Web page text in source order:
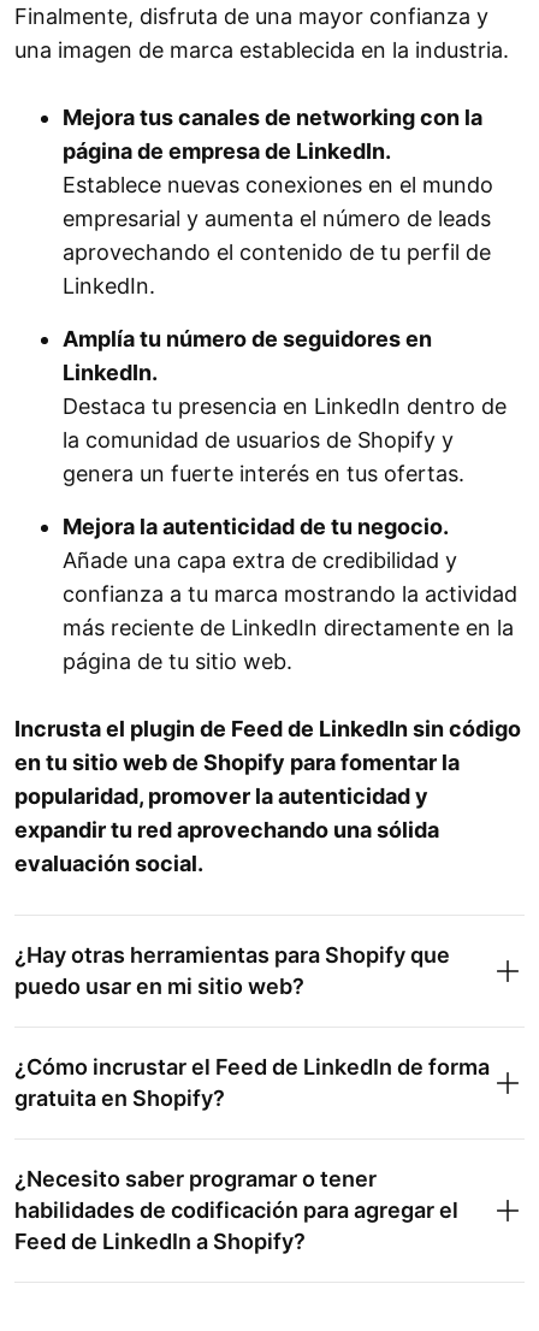
Finalmente, disfruta de una mayor confianza y
una imagen de marca establecida en la industria.
Mejora tus canales de networking con la
página de empresa de LinkedIn.
Establece nuevas conexiones en el mundo
empresarial y aumenta el número de leads
aprovechando el contenido de tu perfil de
LinkedIn.
Amplía tu número de seguidores en
LinkedIn.
Destaca tu presencia en LinkedIn dentro de
la comunidad de usuarios de Shopify y
genera un fuerte interés en tus ofertas.
Mejora la autenticidad de tu negocio.
Añade una capa extra de credibilidad y
confianza a tu marca mostrando la actividad
más reciente de LinkedIn directamente en la
página de tu sitio web.
Incrusta el plugin de Feed de LinkedIn sin código
en tu sitio web de Shopify para fomentar la
popularidad, promover la autenticidad y
expandir tu red aprovechando una sólida
evaluación social.
¿Hay otras herramientas para Shopify que
puedo usar en mi sitio web?
¿Cómo incrustar el Feed de LinkedIn de forma
gratuita en Shopify?
¿Necesito saber programar o tener
habilidades de codificación para agregar el
Feed de LinkedIn a Shopify?